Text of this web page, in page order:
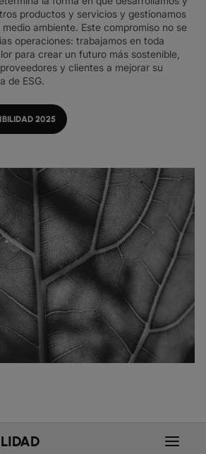
ACCESS
LOS SERVICIOS DE RED
productos y servicios y gestionamos
ambiente. Este compromiso no se
operaciones: trabajamos en toda
para crear un futuro más sostenible,
y clientes a mejorar su
de ESG.
2025